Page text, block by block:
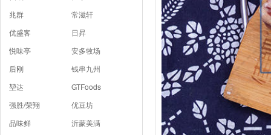
兆群
常滋轩
优盛客
日昇
悦味亭
安多牧场
后刚
钱串九州
堃达
GTFoods
强胜/荣翔
优豆坊
品味鲜
沂蒙美满